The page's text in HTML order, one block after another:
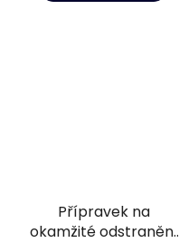
Přípravek na
okamžité odstranění